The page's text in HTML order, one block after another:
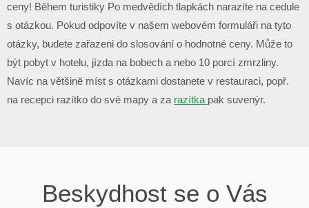
ceny! Během turistiky Po medvědích tlapkách narazíte na cedule
s otázkou. Pokud odpovíte v našem webovém formuláři na tyto
otázky, budete zařazeni do slosování o hodnotné ceny. Může to
být pobyt v hotelu, jízda na bobech a nebo 10 porcí zmrzliny.
Navíc na většině míst s otázkami dostanete v restauraci, popř.
na recepci razítko do své mapy a za razítka pak suvenýr.
Beskydhost se o Vás